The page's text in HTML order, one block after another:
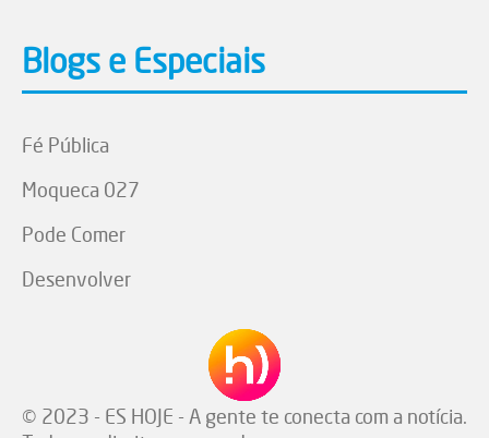
Blogs e Especiais
Fé Pública
Moqueca 027
Pode Comer
Desenvolver
© 2023 - ES HOJE - A gente te conecta com a notícia.